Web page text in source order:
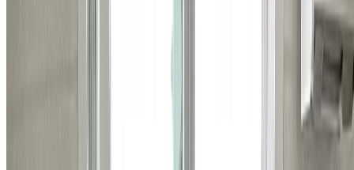
서초, 강남, 송파구 (잠실, 삼전, 석촌, 문정,
서비스 제공 지역
견적 안내를 위해 연락